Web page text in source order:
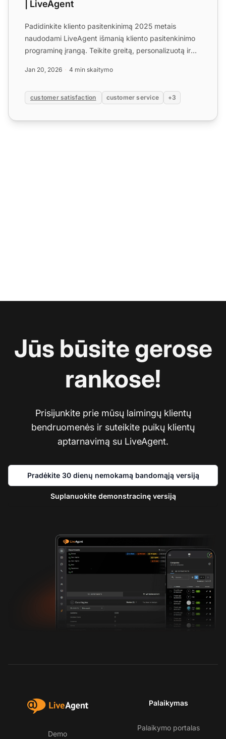
| LiveAgent
Padidinkite kliento pasitenkinimą 2025 metais
naudodami LiveAgent išmanią kliento pasitenkinimo
programinę įrangą. Teikite greitą, personalizuotą ir
Jan 20, 2026 4 min skaitymo
customer satisfaction customer service +3
Jūs būsite gerose
rankose!
Prisijunkite prie mūsų laimingų klientų
bendruomenės ir suteikite puikų klientų
aptarnavimą su LiveAgent.
Pradėkite 30 dienų nemokamą bandomąją versiją
Suplanuokite demonstracinę versiją
Demo
Palaikymas
Palaikymo portalas